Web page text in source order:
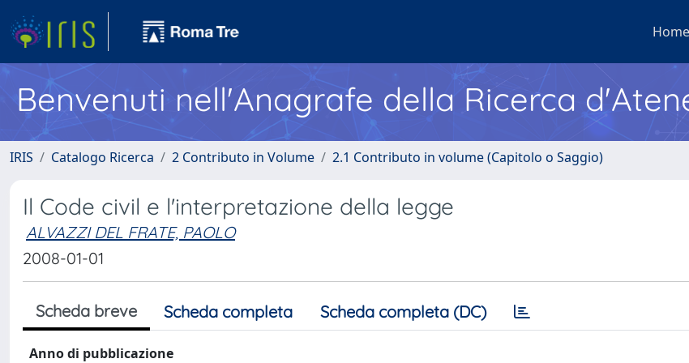
Home
Benvenuti nell'Anagrafe della Ricerca
IRIS Catalogo Ricerca 2 Contributo in Volume 2.1 Contributo in volume (Capitolo o Saggio)
Il Code civil e l'interpretazione della legge
ALVAZZI DEL FRATE, PAOLO
2008-01-01
Scheda breve Scheda completa Scheda completa (DC)
Anno di pubblicazione